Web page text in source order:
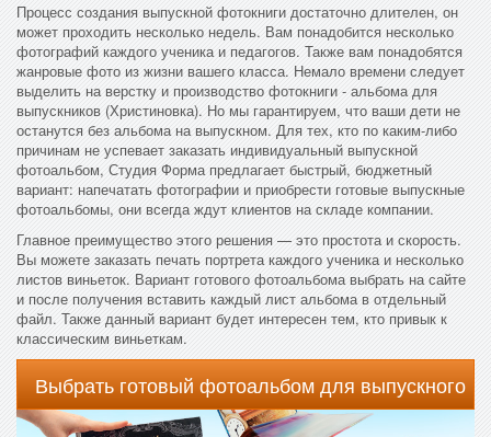
Процесс создания выпускной фотокниги достаточно длителен, он
может проходить несколько недель. Вам понадобится несколько
фотографий каждого ученика и педагогов. Также вам понадобятся
жанровые фото из жизни вашего класса. Немало времени следует
выделить на верстку и производство фотокниги - альбома для
выпускников (Христиновка). Но мы гарантируем, что ваши дети не
останутся без альбома на выпускном. Для тех, кто по каким-либо
причинам не успевает заказать индивидуальный выпускной
фотоальбом, Студия Форма предлагает быстрый, бюджетный
вариант: напечатать фотографии и приобрести готовые выпускные
фотоальбомы, они всегда ждут клиентов на складе компании.
Главное преимущество этого решения — это простота и скорость.
Вы можете заказать печать портрета каждого ученика и несколько
листов виньеток. Вариант готового фотоальбома выбрать на сайте
и после получения вставить каждый лист альбома в отдельный
файл. Также данный вариант будет интересен тем, кто привык к
классическим виньеткам.
Выбрать готовый фотоальбом для выпускного